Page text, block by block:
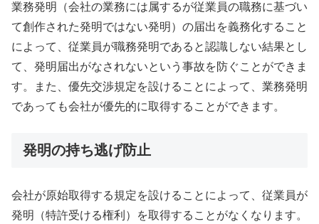
業務発明（会社の業務には属するが従業員の職務に基づい
て創作された発明ではない発明）の届出を義務化すること
によって、従業員が職務発明であると認識しない結果とし
て、発明届出がなされないという事故を防ぐことができま
す。また、優先交渉規定を設けることによって、業務発明
であっても会社が優先的に取得することができます。
発明の持ち逃げ防止
会社が原始取得する規定を設けることによって、従業員が
発明（特許受ける権利）を取得することがなくなります。